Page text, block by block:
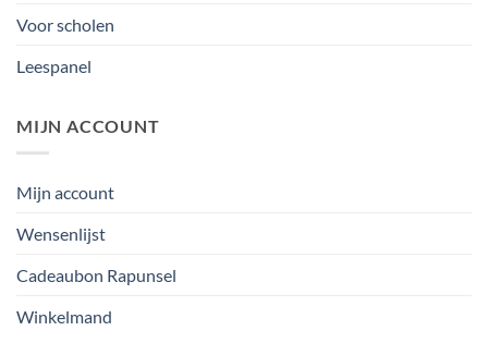
Voor scholen
Leespanel
MIJN ACCOUNT
Mijn account
Wensenlijst
Cadeaubon Rapunsel
Winkelmand